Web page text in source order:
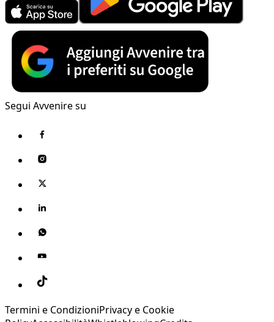
Segui Avvenire su
Termini e CondizioniPrivacy e Cookie